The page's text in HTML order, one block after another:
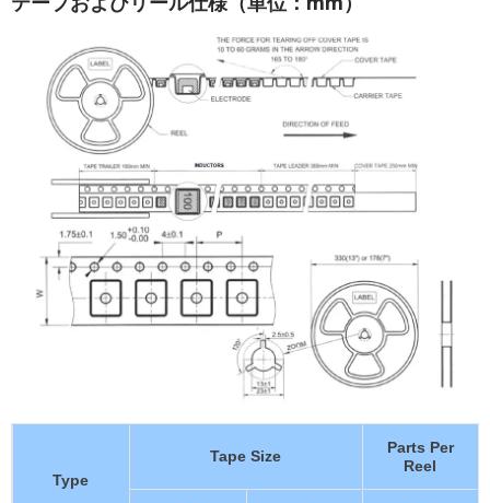
Type
Tape Size
Parts Per
Reel